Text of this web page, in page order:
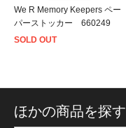
We R Memory Keepers ペー
パーストッカー 660249
SOLD OUT
ほかの商品を探す